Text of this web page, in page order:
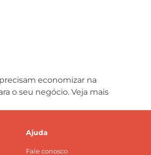
economizar na
o seu negócio. Veja mais
Ajuda
Fale conosco